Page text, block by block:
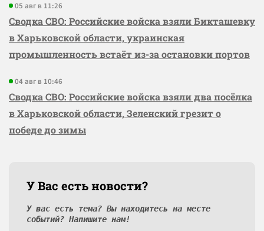
05 авг в 11:26
Сводка СВО: Российские войска взяли Бикташевку
в Харьковской области, украинская
промышленность встаёт из-за остановки портов
04 авг в 10:46
Сводка СВО: Российские войска взяли два посёлка
в Харьковской области, Зеленский грезит о
победе до зимы
У Вас есть новости?
У вас есть тема? Вы находитесь на месте
событий? Напишите нам!